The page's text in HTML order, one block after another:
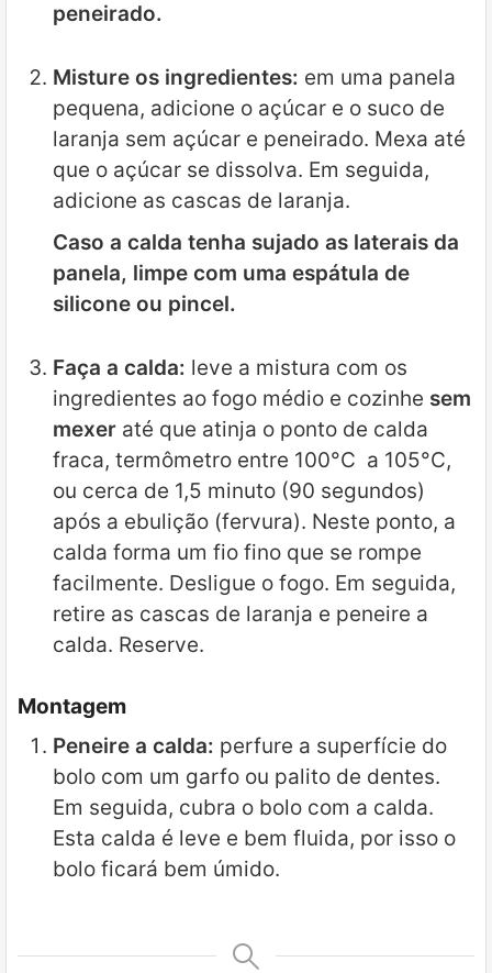
peneirado.
Misture os ingredientes: em uma panela
pequena, adicione o açúcar e o suco de
laranja sem açúcar e peneirado. Mexa até
que o açúcar se dissolva. Em seguida,
adicione as cascas de laranja.
Caso a calda tenha sujado as laterais da
panela, limpe com uma espátula de
silicone ou pincel.
Faça a calda: leve a mistura com os
ingredientes ao fogo médio e cozinhe sem
mexer até que atinja o ponto de calda
fraca, termômetro entre 100°C a 105°C,
ou cerca de 1,5 minuto (90 segundos)
após a ebulição (fervura). Neste ponto, a
calda forma um fio fino que se rompe
facilmente. Desligue o fogo. Em seguida,
retire as cascas de laranja e peneire a
calda. Reserve.
Montagem
Peneire a calda: perfure a superfície do
bolo com um garfo ou palito de dentes.
Em seguida, cubra o bolo com a calda.
Esta calda é leve e bem fluida, por isso o
bolo ficará bem úmido.